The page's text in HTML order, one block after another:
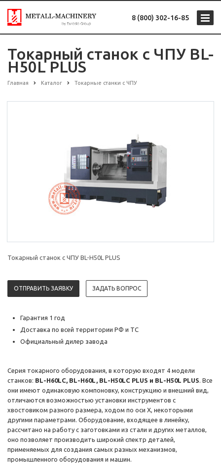
8 (800) 302-16-85
Токарный станок с ЧПУ BL-
H50L PLUS
Главная Каталог Токарные станки с ЧПУ
Токарный станок с ЧПУ BL-H50L PLUS
ОТПРАВИТЬ ЗАЯВКУ ЗАДАТЬ ВОПРОС
Гарантия 1 год
Доставка по всей территории РФ и ТС
Официальный дилер завода
Серия токарного оборудования, в которую входят 4 модели
станков: BL-H60LC, BL-H60L, BL-H50LC PLUS и BL-H50L PLUS. Все
они имеют одинаковую компоновку, конструкцию и внешний вид,
отличаются возможностью установки инструментов с
хвостовиком разного размера, ходом по оси Х, некоторыми
другими параметрами. Оборудование, входящее в линейку,
рассчитано на работу с заготовками из стали и других металлов,
оно позволяет производить широкий спектр деталей,
применяемых для создания самых разных механизмов,
промышленного оборудования и машин.